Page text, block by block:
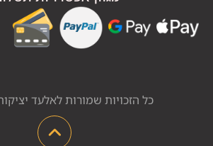
כל הזכויות שמורות לאלעד יציקות 2024 ©